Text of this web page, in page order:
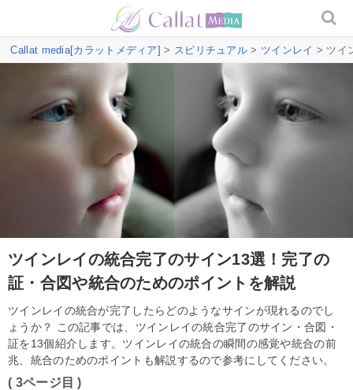
Callat media[カラットメディア] > スピリチュアル > ツインレイ > ツイ
ツインレイの統合完了のサイン13選！完了の
証・合図や統合のためのポイントを解説
ツインレイの統合が完了したらどのようなサインが現れるのでし
ょうか？ この記事では、ツインレイの統合完了のサイン・合図・
証を13個紹介します。ツインレイの統合の瞬間の感覚や統合の前
兆、統合のためのポイントも解説するので参考にしてください。
( 3ページ目 )